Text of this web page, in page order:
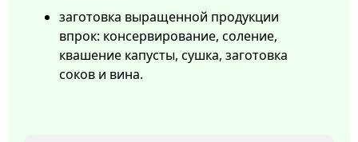
заготовка выращенной продукции
впрок: консервирование, соление,
квашение капусты, сушка, заготовка
соков и вина.